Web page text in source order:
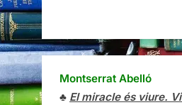
Montserrat Abelló
♣ El miracle és viure.